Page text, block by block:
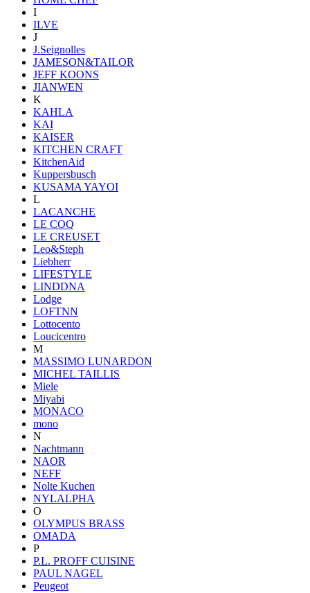
I
ILVE
J
J.Seignolles
JAMESON&TAILOR
JEFF KOONS
JIANWEN
K
KAHLA
KAI
KAISER
KITCHEN CRAFT
KitchenAid
Kuppersbusch
KUSAMA YAYOI
L
LACANCHE
LE COQ
LE CREUSET
Leo&Steph
Liebherr
LIFESTYLE
LINDDNA
Lodge
LOFTNN
Lottocento
Loucicentro
M
MASSIMO LUNARDON
MICHEL TAILLIS
Miele
Miyabi
MONACO
mono
N
Nachtmann
NAOR
NEFF
Nolte Kuchen
NYLALPHA
O
OLYMPUS BRASS
OMADA
P
P.L. PROFF CUISINE
PAUL NAGEL
Peugeot